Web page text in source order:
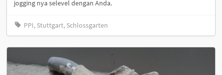
jogging nya selevel dengan Anda.
PPI, Stuttgart, Schlossgarten